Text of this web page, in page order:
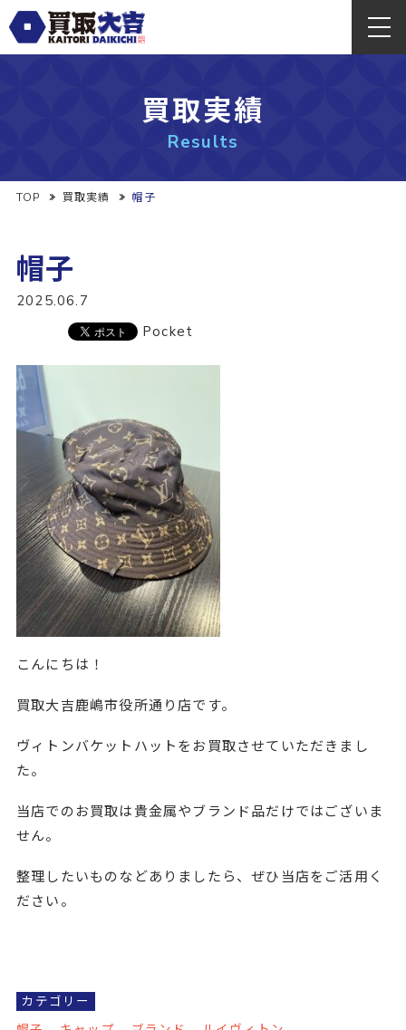
買取実績
Results
TOP 買取実績 帽子
帽子
2025.06.7
Pocket
こんにちは！
買取大吉鹿嶋市役所通り店です。
ヴィトンバケットハットをお買取させていただきまし
た。
当店でのお買取は貴金属やブランド品だけではございま
せん。
整理したいものなどありましたら、ぜひ当店をご活用く
ださい。
カテゴリー